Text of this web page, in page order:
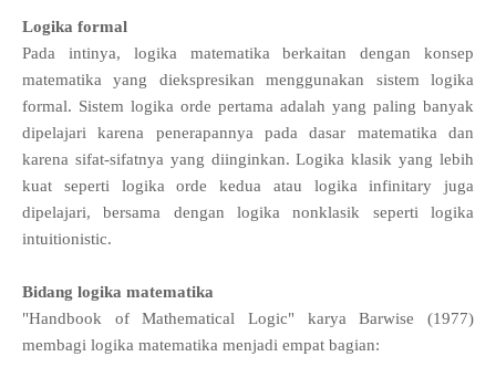
Logika formal
Pada intinya, logika matematika berkaitan dengan konsep
matematika yang diekspresikan menggunakan sistem logika
formal. Sistem logika orde pertama adalah yang paling banyak
dipelajari karena penerapannya pada dasar matematika dan
karena sifat-sifatnya yang diinginkan. Logika klasik yang lebih
kuat seperti logika orde kedua atau logika infinitary juga
dipelajari, bersama dengan logika nonklasik seperti logika
intuitionistic.
Bidang logika matematika
"Handbook of Mathematical Logic" karya Barwise (1977)
membagi logika matematika menjadi empat bagian: